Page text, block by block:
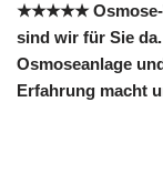
★★★★★ Osmose-
sind wir für Sie
Osmoseanlage
Erfahrung macht